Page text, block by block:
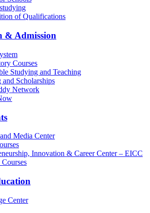
of Qualifications
& Admission
Courses
Studying and Teaching
and Scholarships
Network
Media Center
Innovation & Career Center – EICC
Center